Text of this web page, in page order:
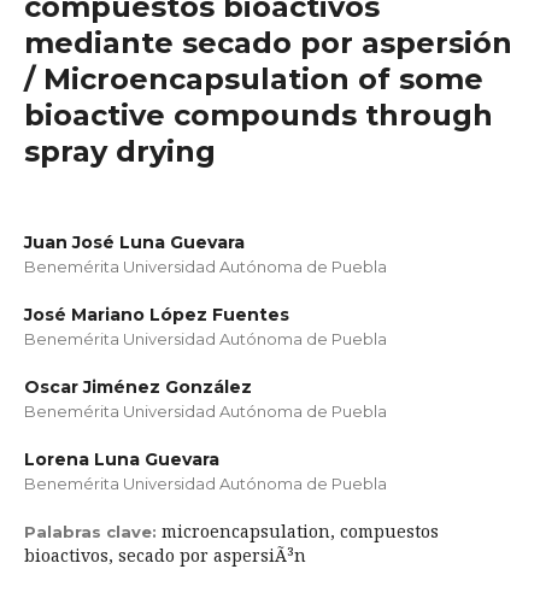
compuestos bioactivos
mediante secado por aspersión
/ Microencapsulation of some
bioactive compounds through
spray drying
Juan José Luna Guevara
Benemérita Universidad Autónoma de Puebla
José Mariano López Fuentes
Benemérita Universidad Autónoma de Puebla
Oscar Jiménez González
Benemérita Universidad Autónoma de Puebla
Lorena Luna Guevara
Benemérita Universidad Autónoma de Puebla
Palabras clave: microencapsulation, compuestos
bioactivos, secado por aspersiÃ³n